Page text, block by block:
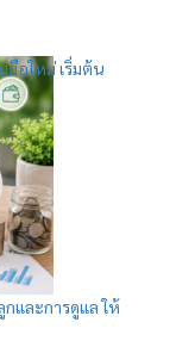
มือใหม่ เริ่มต้น
กและการดูแล ให้